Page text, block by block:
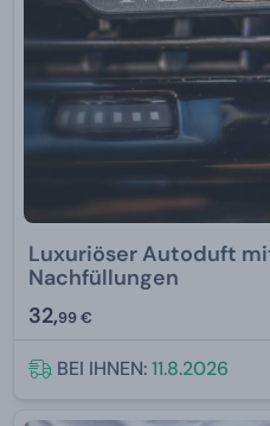
Luxuriöser Autoduft
Nachfüllungen
32,99 €
BEI IHNEN:11.8.2026